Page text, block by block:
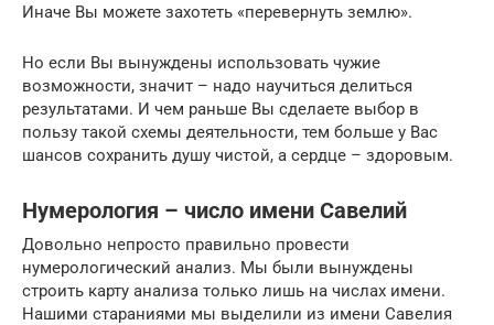
Иначе Вы можете захотеть «перевернуть землю».
Но если Вы вынуждены использовать чужие
возможности, значит – надо научиться делиться
результатами. И чем раньше Вы сделаете выбор в
пользу такой схемы деятельности, тем больше у Вас
шансов сохранить душу чистой, а сердце – здоровым.
Нумерология – число имени Савелий
Довольно непросто правильно провести
нумерологический анализ. Мы были вынуждены
строить карту анализа только лишь на числах имени.
Нашими стараниями мы выделили из имени Савелия